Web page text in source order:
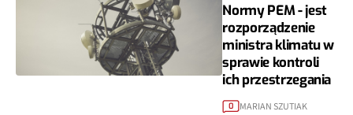
Normy PEM - jest
rozporządzenie
ministra klimatu w
sprawie kontroli
ich przestrzegania
0 MARIAN SZUTIAK